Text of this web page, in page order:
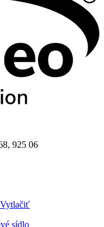
925 06
Vytlačiť
sídlo